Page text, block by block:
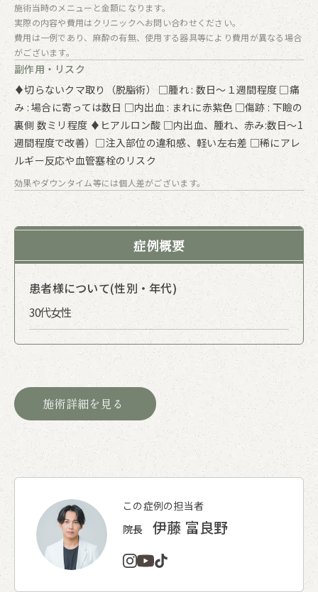
施術当時のメニューと金額になります。
実際の内容や費用はクリニックへお問い合わせください。
費用は一例であり、麻酔の有無、使用する器具等により費用が異なる場合
がございます。
副作用・リスク
♦切らないクマ取り（脱脂術） □腫れ : 数日～１週間程度 □痛
み : 場合に寄っては数日 □内出血 : まれに赤紫色 □傷跡 : 下瞼の
裏側 数ミリ程度 ♦ヒアルロン酸 □内出血、腫れ、赤み:数日〜1
週間程度で改善）□注入部位の違和感、軽い左右差 □稀にアレ
ルギー反応や血管塞栓のリスク
効果やダウンタイム等には個人差がございます。
症例概要
患者様について(性別・年代)
30代女性
施術詳細を見る
この症例の担当者
院長
伊藤 富良野